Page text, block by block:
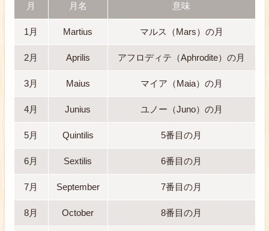
月 月名 意味
1月 Martius マルス（Mars）の月
2月 Aprilis アフロディテ（Aphrodite）の月
3月 Maius マイア（Maia）の月
4月 Junius ユノー（Juno）の月
5月 Quintilis 5番目の月
6月 Sextilis 6番目の月
7月 September 7番目の月
8月 October 8番目の月